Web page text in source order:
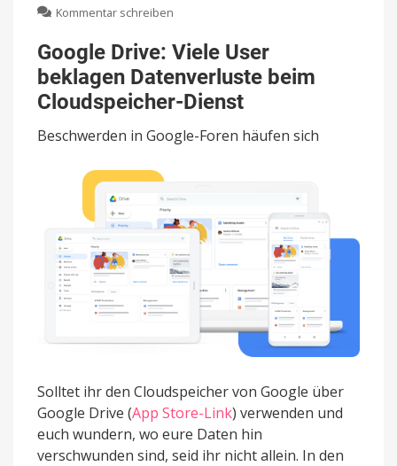
Kommentar schreiben
Drive:
Viele
User
beklagen
Datenverluste
beim
Cloudspeicher-
Google Drive: Viele User
beklagen Datenverluste beim
Cloudspeicher-Dienst
Beschwerden in Google-Foren häufen sich
Solltet ihr den Cloudspeicher von Google über
Google Drive (App Store-Link) verwenden und
euch wundern, wo eure Daten hin
verschwunden sind, seid ihr nicht allein. In den